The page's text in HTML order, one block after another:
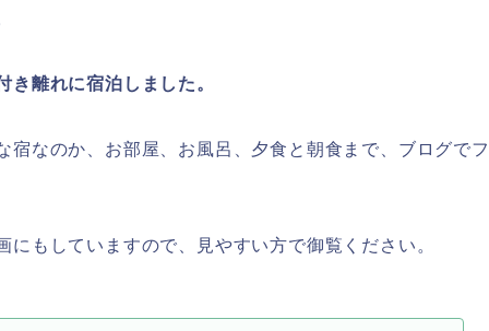
き離れに宿泊しました。
宿なのか、お部屋、お風呂、夕食と朝食まで、ブログでフ
にもしていますので、見やすい方で御覧ください。